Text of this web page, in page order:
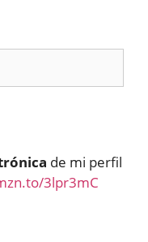
de mi perfil
3lpr3mC